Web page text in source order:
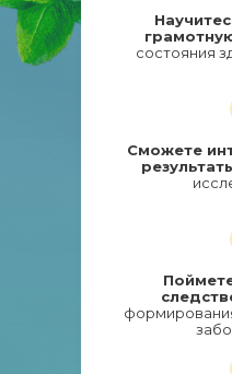
состояния
Сможете